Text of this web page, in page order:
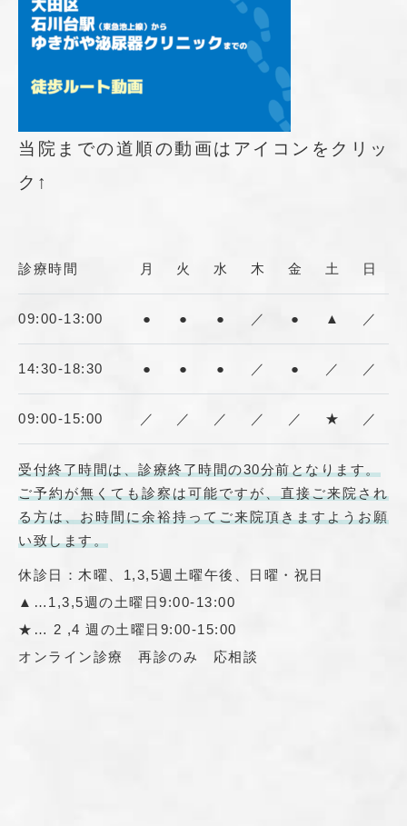
当院までの道順の動画はアイコンをクリッ
ク↑
診療時間 月 火 水 木 金 土 日
09:00-13:00 ● ● ● ／ ● ▲ ／
14:30-18:30 ● ● ● ／ ● ／ ／
09:00-15:00 ／ ／ ／ ／ ／ ★ ／
受付終了時間は、診療終了時間の30分前となります。
ご予約が無くても診察は可能ですが、直接ご来院され
る方は、お時間に余裕持ってご来院頂きますようお願
い致します。
休診日：木曜、1,3,5週土曜午後、日曜・祝日
▲…1,3,5週の土曜日9:00-13:00
★… 2 ,4 週の土曜日9:00-15:00
オンライン診療 再診のみ 応相談